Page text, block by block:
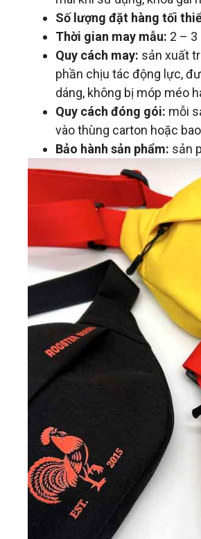
Số lượng đặt hàng tối
Thời gian may mẫu: 2 – 3
Quy cách may: sản xuất
phần chịu tác động lực,
dáng, không bị móp méo
Quy cách đóng gói: mỗi
vào thùng carton hoặc
Bảo hành sản phẩm: sản